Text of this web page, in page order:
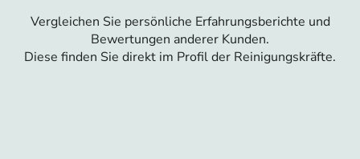
Vergleichen Sie persönliche Erfahrungsberichte und
Bewertungen anderer Kunden.
Diese finden Sie direkt im Profil der Reinigungskräfte.